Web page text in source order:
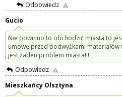
Odpowiedz
Gucio
Nie powinno to obchodzić miasta to
umowę przed podwyżkami
jest żaden problem miasta!!!
Odpowiedz
Mieszkańcy Olsztyna